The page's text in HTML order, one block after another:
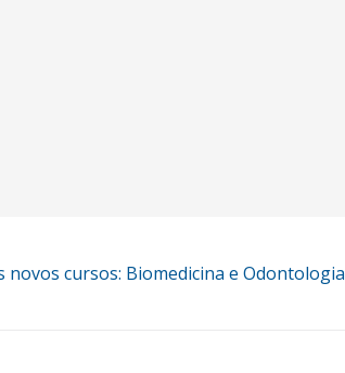
novos cursos: Biomedicina e Odontologia